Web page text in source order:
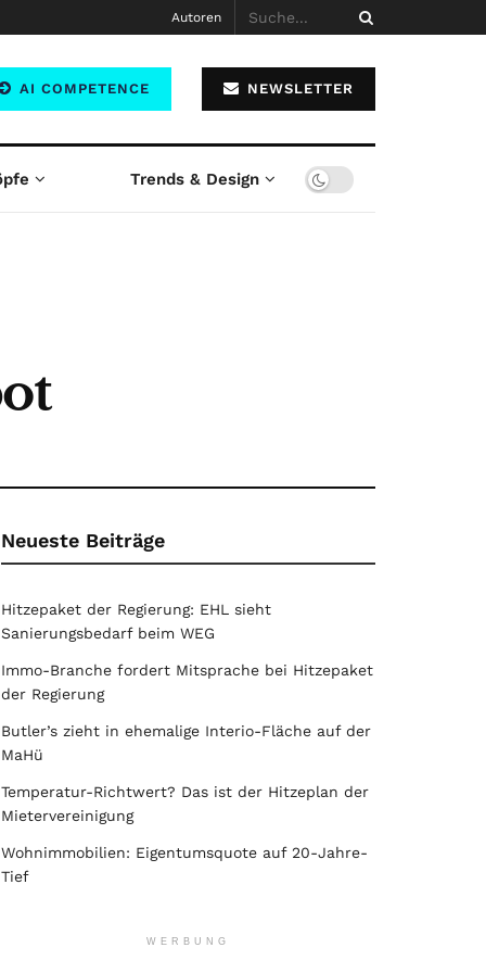
Autoren
AI COMPETENCE NEWSLETTER
Trends & Design
Neueste Beiträge
Hitzepaket der Regierung: EHL sieht
Sanierungsbedarf beim WEG
Immo-Branche fordert Mitsprache bei Hitzepaket
der Regierung
Butler’s zieht in ehemalige Interio-Fläche auf der
MaHü
Temperatur-Richtwert? Das ist der Hitzeplan der
Mietervereinigung
Wohnimmobilien: Eigentumsquote auf 20-Jahre-
Tief
WERBUNG